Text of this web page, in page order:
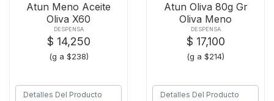
Atun Meno Aceite
Oliva X60
Vancampsx60gr
DESPENSA
$ 14,250
(g a $238)
Atun Oliva 80g Gr
Oliva Meno
Vancampsx24
DESPENSA
$ 17,100
(g a $214)